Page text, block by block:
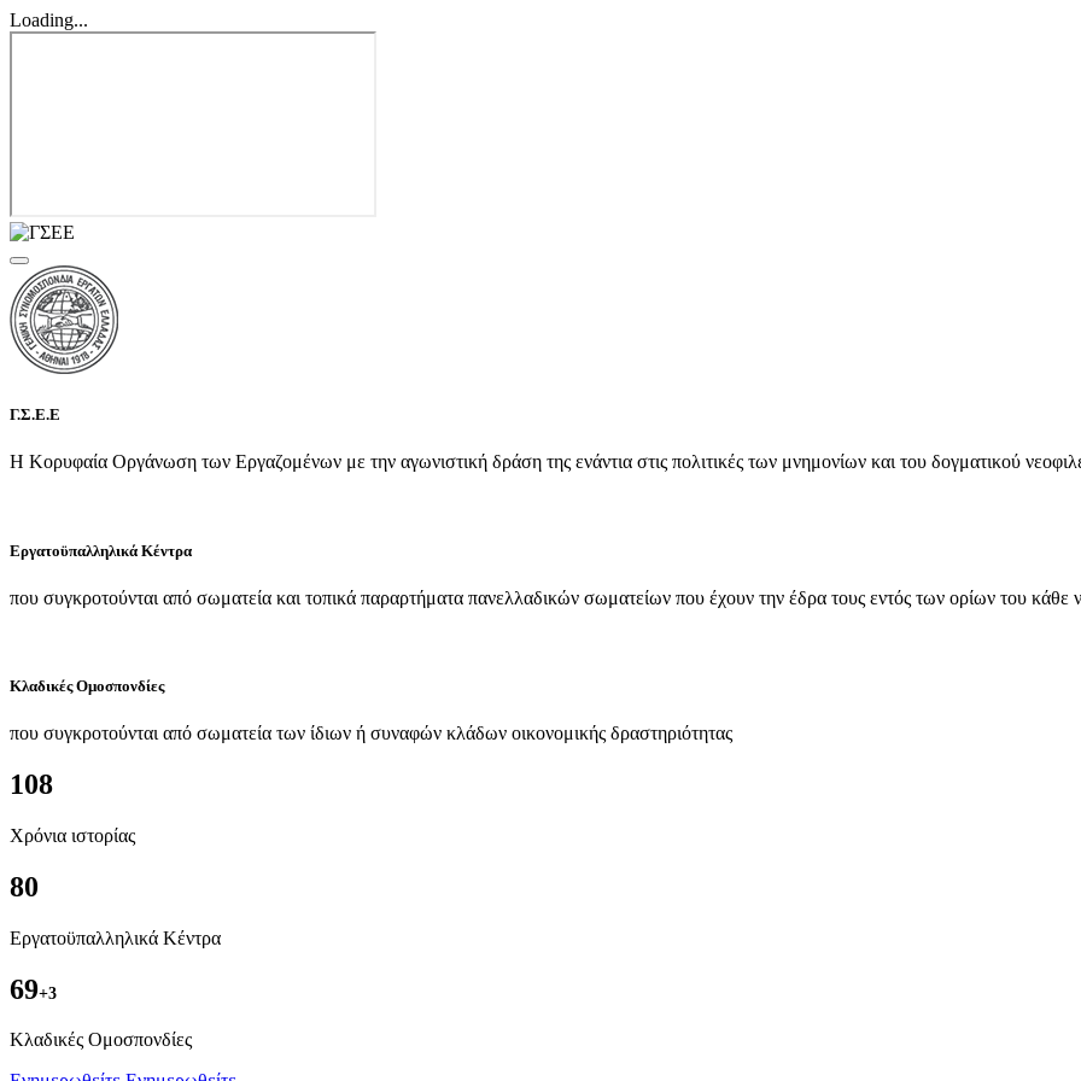
Loading...
Γ.Σ.Ε.Ε
Η Κορυφαία Οργάνωση των Εργαζομένων με την αγωνιστική δράση της ενάντια στις πολιτικές των μνημονίων και του δογματικού
Εργατοϋπαλληλικά Κέντρα
που συγκροτούνται από σωματεία και τοπικά παραρτήματα πανελλαδικών σωματείων που έχουν την έδρα τους εντός των ορίων του κάθε
Κλαδικές Ομοσπονδίες
που συγκροτούνται από σωματεία των ίδιων ή συναφών κλάδων οικονομικής δραστηριότητας
108
Χρόνια ιστορίας
80
Εργατοϋπαλληλικά Κέντρα
69+3
Kλαδικές Ομοσπονδίες